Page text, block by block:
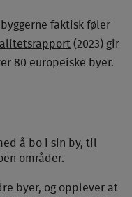
faktisk føler
(2023) gir
80 europeiske byer.
å bo i sin by, til
områder.
byer, og opplever at